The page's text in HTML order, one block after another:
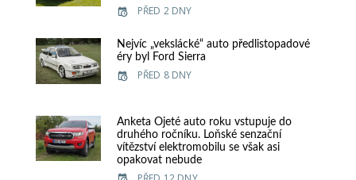
PŘED 2 DNY
Nejvíc „vekslácké“ auto předlistopadové
éry byl Ford Sierra
PŘED 8 DNY
Anketa Ojeté auto roku vstupuje do
druhého ročníku. Loňské senzační
vítězství elektromobilu se však asi
opakovat nebude